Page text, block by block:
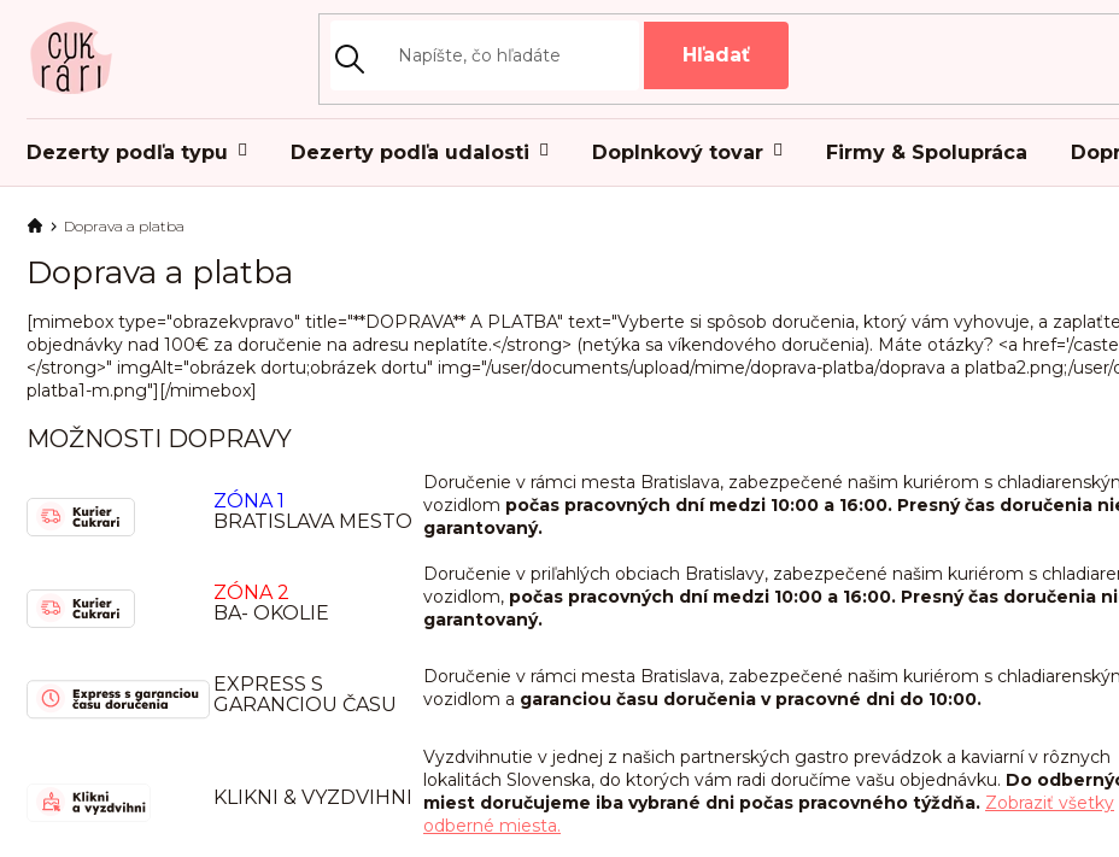
obsah
Hľadať
Dezerty podľa typu Dezerty podľa udalosti Doplnkový tovar Firmy & Spolupráca
Doprava a platba
Doprava a platba
[mimebox type="obrazekvpravo" title="**DOPRAVA** A PLATBA" text="Vyberte si spôsob doručenia, ktorý vám vyhovuje, a
objednávky nad 100€ za doručenie na adresu neplatíte.</strong> (netýka sa víkendového doručenia). Máte otázky? <a href='/
</strong>" imgAlt="obrázek dortu;obrázek dortu" img="/user/documents/upload/mime/doprava-platba/doprava a platba2.png;/
platba1-m.png"][/mimebox]
MOŽNOSTI DOPRAVY
ZÓNA 1
BRATISLAVA MESTO
Doručenie v rámci mesta Bratislava, zabezpečené našim kuriérom s
vozidlom počas pracovných dní medzi 10:00 a 16:00. Presný čas doručenia
garantovaný.
ZÓNA 2
BA- OKOLIE
Doručenie v priľahlých obciach Bratislavy, zabezpečené našim kuriérom s
vozidlom, počas pracovných dní medzi 10:00 a 16:00. Presný čas doručenia
garantovaný.
EXPRESS S
GARANCIOU ČASU
Doručenie v rámci mesta Bratislava, zabezpečené našim kuriérom s
vozidlom a garanciou času doručenia v pracovné dni do 10:00.
KLIKNI & VYZDVIHNI
Vyzdvihnutie v jednej z našich partnerských gastro prevádzok a kaviarní v rôznych
lokalitách Slovenska, do ktorých vám radi doručíme vašu objednávku. Do
miest doručujeme iba vybrané dni počas pracovného týždňa. Zobraziť všetky
odberné miesta.